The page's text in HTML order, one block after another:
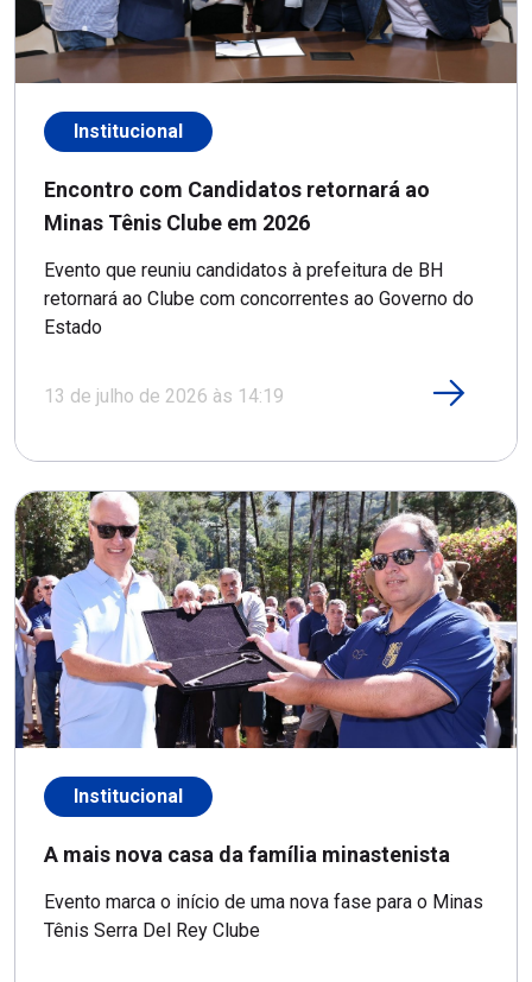
Institucional
Encontro com Candidatos retornará ao
Minas Tênis Clube em 2026
Evento que reuniu candidatos à prefeitura de BH
retornará ao Clube com concorrentes ao Governo do
Estado
13 de julho de 2026 às 14:19
Institucional
A mais nova casa da família minastenista
Evento marca o início de uma nova fase para o Minas
Tênis Serra Del Rey Clube